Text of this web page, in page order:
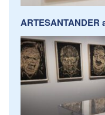
ARTESANTANDER